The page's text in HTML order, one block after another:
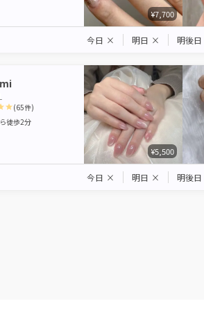
¥7,700
今日 × 明日 × 明後日
5
(65件)
徒歩2分
¥5,500
今日 × 明日 × 明後日